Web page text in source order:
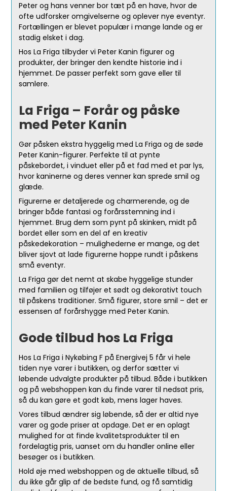
Peter og hans venner bor tæt på en have, hvor de
ofte udforsker omgivelserne og oplever nye eventyr.
Fortællingen er blevet populær i mange lande og er
stadig elsket i dag.
Hos La Friga tilbyder vi Peter Kanin figurer og
produkter, der bringer den kendte historie ind i
hjemmet. De passer perfekt som gave eller til
samlere.
La Friga – Forår og påske
med Peter Kanin
Gør påsken ekstra hyggelig med La Friga og de søde
Peter Kanin-figurer. Perfekte til at pynte
påskebordet, i vinduet eller på et fad med et par lys,
hvor kaninerne og deres venner kan sprede smil og
glæde.
Figurerne er detaljerede og charmerende, og de
bringer både fantasi og forårsstemning ind i
hjemmet. Brug dem som pynt på skinken, midt på
bordet eller som en del af en kreativ
påskedekoration – mulighederne er mange, og det
bliver sjovt at lade figurerne hoppe rundt i påskens
små eventyr.
La Friga gør det nemt at skabe hyggelige stunder
med familien og tilføjer et sødt og dekorativt touch
til påskens traditioner. Små figurer, store smil – det er
essensen af forårshygge med Peter Kanin.
Gode tilbud hos La Friga
Hos La Friga i Nykøbing F på Energivej 5 får vi hele
tiden nye varer i butikken, og derfor sætter vi
løbende udvalgte produkter på tilbud. Både i butikken
og på webshoppen kan du finde varer til nedsat pris,
så du kan gøre et godt køb, mens lager haves.
Vores tilbud ændrer sig løbende, så der er altid nye
varer og gode priser at opdage. Det er en oplagt
mulighed for at finde kvalitetsprodukter til en
fordelagtig pris, uanset om du handler online eller
besøger os i butikken.
Hold øje med webshoppen og de aktuelle tilbud, så
du ikke går glip af de bedste fund, og få samtidig